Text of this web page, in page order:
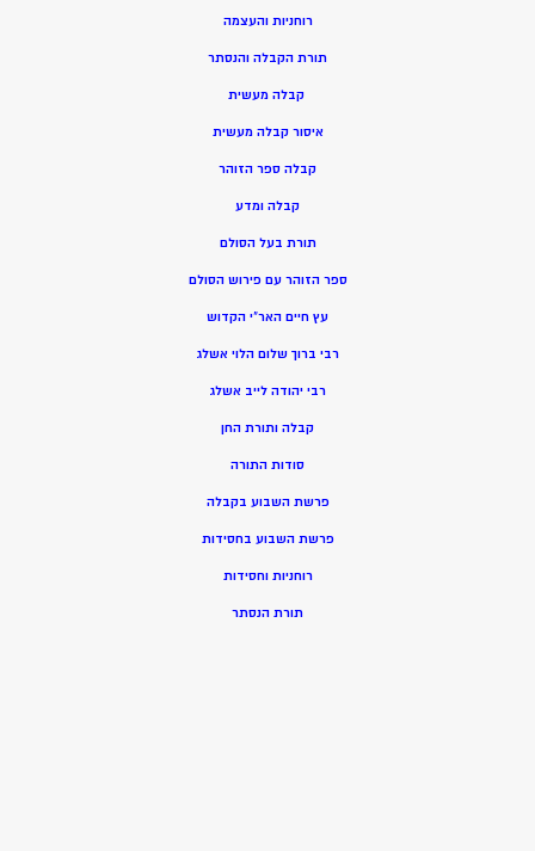
רוחניות והעצמה
תורת הקבלה והנסתר
קבלה מעשית
איסור קבלה מעשית
קבלה ספר הזוהר
קבלה ומדע
תורת בעל הסולם
ספר הזוהר עם פירוש הסולם
עץ חיים האר”י הקדוש
רבי ברוך שלום הלוי אשלג
רבי יהודה לייב אשלג
קבלה ותורת החן
סודות התורה
פרשת השבוע בקבלה
פרשת השבוע בחסידות
רוחניות וחסידות
תורת הנסתר